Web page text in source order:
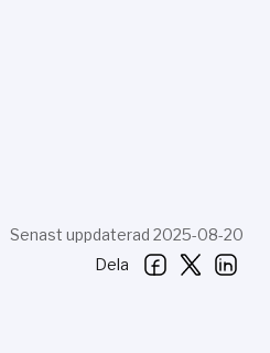
Senast uppdaterad 2025-08-20
Dela